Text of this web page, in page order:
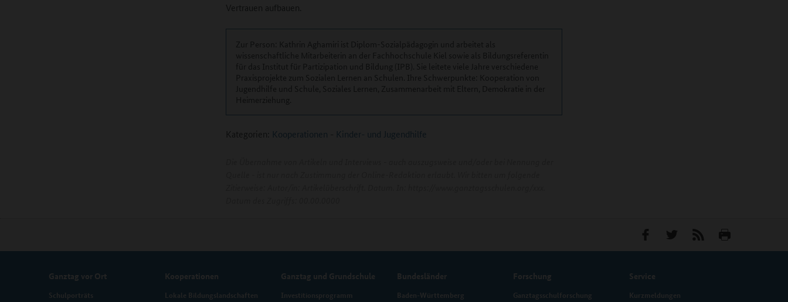
Vertrauen aufbauen.
Kategorien: Kooperationen - Kinder- und Jugendhilfe
Ganztag vor Ort
Schulporträts
Kooperationen
Lokale Bildungslandschaften
Ganztag und Grundschule
Investitionsprogramm
Bundesländer
Baden-Württemberg
Forschung
Ganztagsschulforschung
Service
Kurzmeldungen